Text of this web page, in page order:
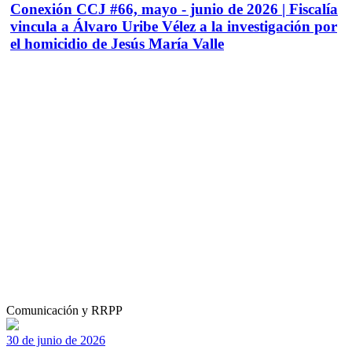
Conexión CCJ #66, mayo - junio de 2026 | Fiscalía
vincula a Álvaro Uribe Vélez a la investigación por
el homicidio de Jesús María Valle
Comunicación y RRPP
30 de junio de 2026